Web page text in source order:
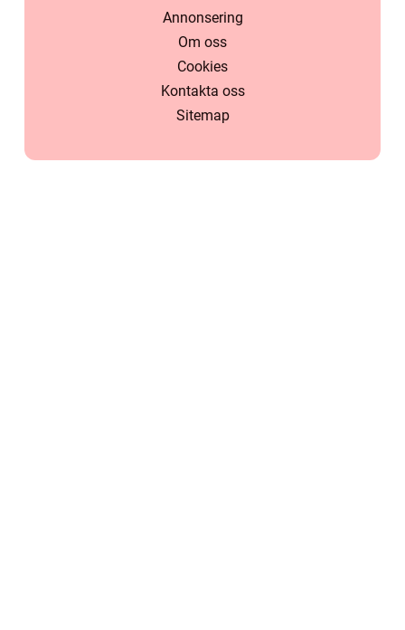
Annonsering
Om oss
Cookies
Kontakta oss
Sitemap